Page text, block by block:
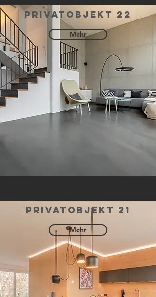
privatobjekt 22
Mehr
privatobjekt 21
Mehr